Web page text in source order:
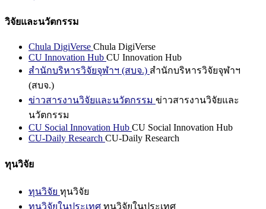
วิจัยและนวัตกรรม
Chula DigiVerse Chula DigiVerse
CU Innovation Hub CU Innovation Hub
สำนักบริหารวิจัยจุฬาฯ (สบจ.) สำนักบริหารวิจัยจุฬาฯ
(สบจ.)
ข่าวสารงานวิจัยและนวัตกรรม ข่าวสารงานวิจัยและ
นวัตกรรม
CU Social Innovation Hub CU Social Innovation Hub
CU-Daily Research CU-Daily Research
ทุนวิจัย
ทุนวิจัย ทุนวิจัย
ทุนวิจัยในประเทศ ทุนวิจัยในประเทศ